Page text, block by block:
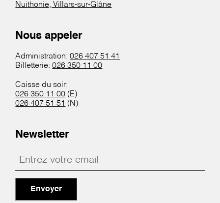
Nuithonie, Villars-sur-Glâne
Nous appeler
Administration:026 407 51 41
Billetterie:026 350 11 00
Caisse du soir:
026 350 11 00 (E)
026 407 51 51 (N)
Newsletter
Envoyer